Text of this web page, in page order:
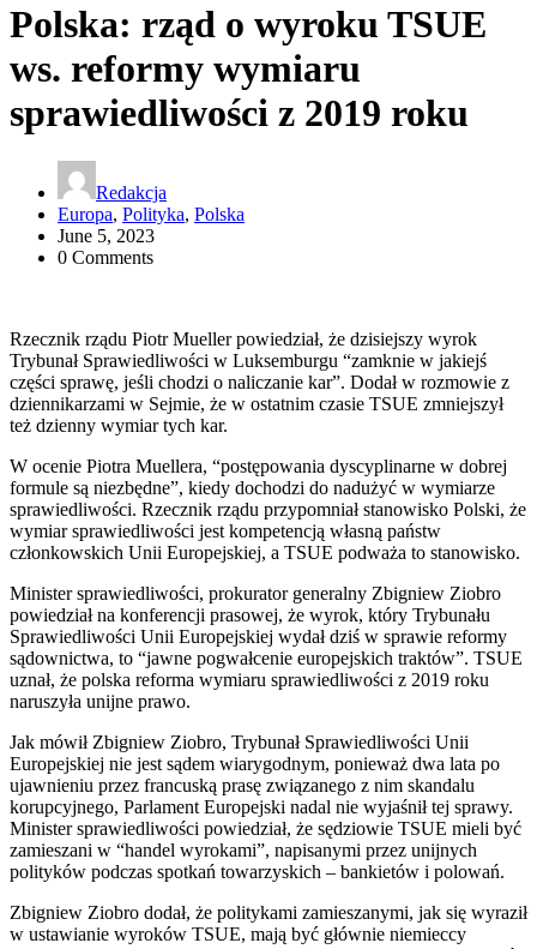
Polska: rząd o wyroku TSUE
ws. reformy wymiaru
sprawiedliwości z 2019 roku
Redakcja
Europa, Polityka, Polska
June 5, 2023
0 Comments
Rzecznik rządu Piotr Mueller powiedział, że dzisiejszy wyrok
Trybunał Sprawiedliwości w Luksemburgu “zamknie w jakiejś
części sprawę, jeśli chodzi o naliczanie kar”. Dodał w rozmowie z
dziennikarzami w Sejmie, że w ostatnim czasie TSUE zmniejszył
też dzienny wymiar tych kar.
W ocenie Piotra Muellera, “postępowania dyscyplinarne w dobrej
formule są niezbędne”, kiedy dochodzi do nadużyć w wymiarze
sprawiedliwości. Rzecznik rządu przypomniał stanowisko Polski, że
wymiar sprawiedliwości jest kompetencją własną państw
członkowskich Unii Europejskiej, a TSUE podważa to stanowisko.
Minister sprawiedliwości, prokurator generalny Zbigniew Ziobro
powiedział na konferencji prasowej, że wyrok, który Trybunału
Sprawiedliwości Unii Europejskiej wydał dziś w sprawie reformy
sądownictwa, to “jawne pogwałcenie europejskich traktów”. TSUE
uznał, że polska reforma wymiaru sprawiedliwości z 2019 roku
naruszyła unijne prawo.
Jak mówił Zbigniew Ziobro, Trybunał Sprawiedliwości Unii
Europejskiej nie jest sądem wiarygodnym, ponieważ dwa lata po
ujawnieniu przez francuską prasę związanego z nim skandalu
korupcyjnego, Parlament Europejski nadal nie wyjaśnił tej sprawy.
Minister sprawiedliwości powiedział, że sędziowie TSUE mieli być
zamieszani w “handel wyrokami”, napisanymi przez unijnych
polityków podczas spotkań towarzyskich – bankietów i polowań.
Zbigniew Ziobro dodał, że politykami zamieszanymi, jak się wyraził
w ustawianie wyroków TSUE, mają być głównie niemieccy